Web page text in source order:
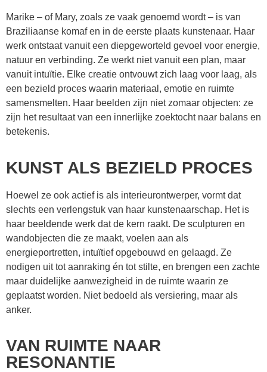
Marike – of Mary, zoals ze vaak genoemd wordt – is van
Braziliaanse komaf en in de eerste plaats kunstenaar. Haar
werk ontstaat vanuit een diepgeworteld gevoel voor energie,
natuur en verbinding. Ze werkt niet vanuit een plan, maar
vanuit intuïtie. Elke creatie ontvouwt zich laag voor laag, als
een bezield proces waarin materiaal, emotie en ruimte
samensmelten. Haar beelden zijn niet zomaar objecten: ze
zijn het resultaat van een innerlijke zoektocht naar balans en
betekenis.
KUNST ALS BEZIELD PROCES
Hoewel ze ook actief is als interieurontwerper, vormt dat
slechts een verlengstuk van haar kunstenaarschap. Het is
haar beeldende werk dat de kern raakt. De sculpturen en
wandobjecten die ze maakt, voelen aan als
energieportretten, intuïtief opgebouwd en gelaagd. Ze
nodigen uit tot aanraking én tot stilte, en brengen een zachte
maar duidelijke aanwezigheid in de ruimte waarin ze
geplaatst worden. Niet bedoeld als versiering, maar als
anker.
VAN RUIMTE NAAR
RESONANTIE